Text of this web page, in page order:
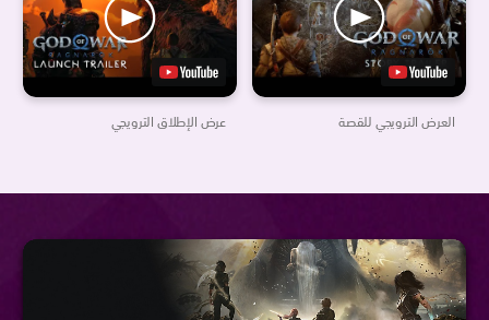
عرض الإطلاق الترويجي العرض الترويجي للقصة